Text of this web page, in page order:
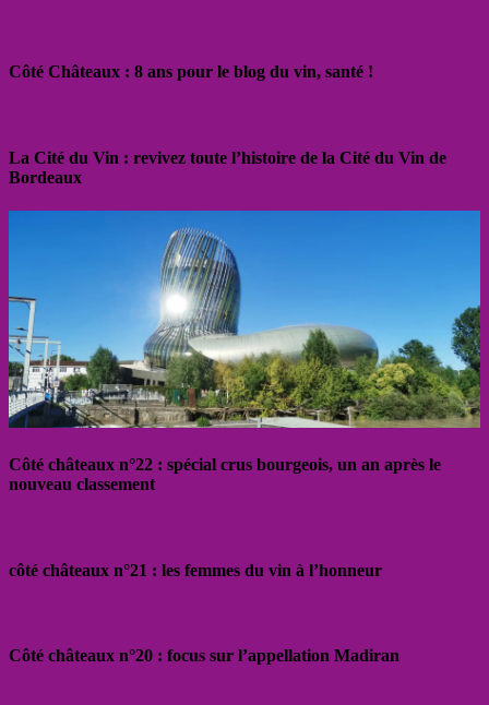
Côté Châteaux : 8 ans pour le blog du vin, santé !
La Cité du Vin : revivez toute l’histoire de la Cité du Vin de
Bordeaux
Côté châteaux n°22 : spécial crus bourgeois, un an après le
nouveau classement
côté châteaux n°21 : les femmes du vin à l’honneur
Côté châteaux n°20 : focus sur l’appellation Madiran